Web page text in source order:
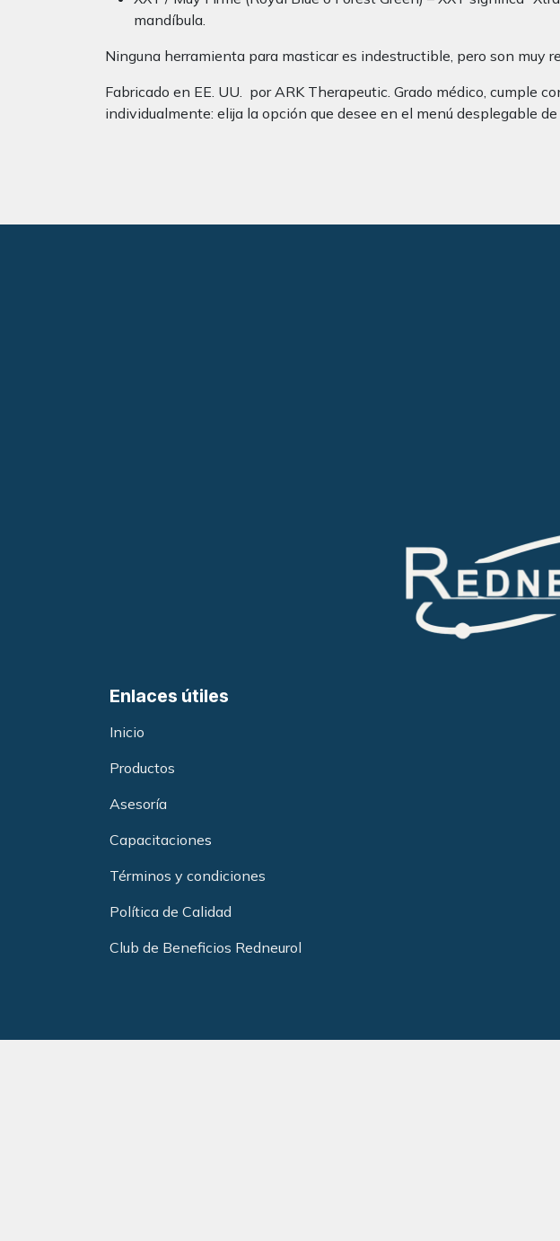
mandíbula.
Ninguna herramienta para masticar es indestructible, pero son muy
Fabricado en EE. UU. por ARK Therapeutic. Grado médico, cumple
individualmente: elija la opción que desee en el menú desplegable
Enlaces útiles
Inicio
Productos
Asesoría
Capacitaciones
Términos y condiciones
Política de Calidad
Club de Beneficios Redneurol